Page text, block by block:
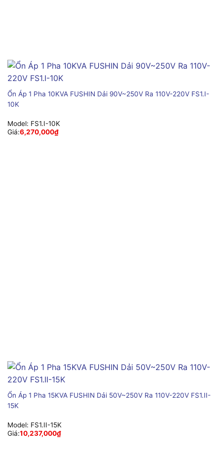
Ổn Áp 1 Pha 10KVA FUSHIN Dải 90V~250V Ra 110V-220V FS1.I-
10K
Model: FS1.I-10K
Giá:6,270,000₫
Ổn Áp 1 Pha 15KVA FUSHIN Dải 50V~250V Ra 110V-220V FS1.II-
15K
Model: FS1.II-15K
Giá:10,237,000₫